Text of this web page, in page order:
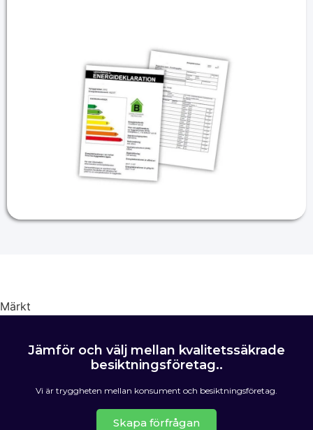
Märkt
Jämför och välj mellan kvalitetssäkrade
besiktningsföretag..
Vi är tryggheten mellan konsument och besiktningsföretag.
Skapa förfrågan